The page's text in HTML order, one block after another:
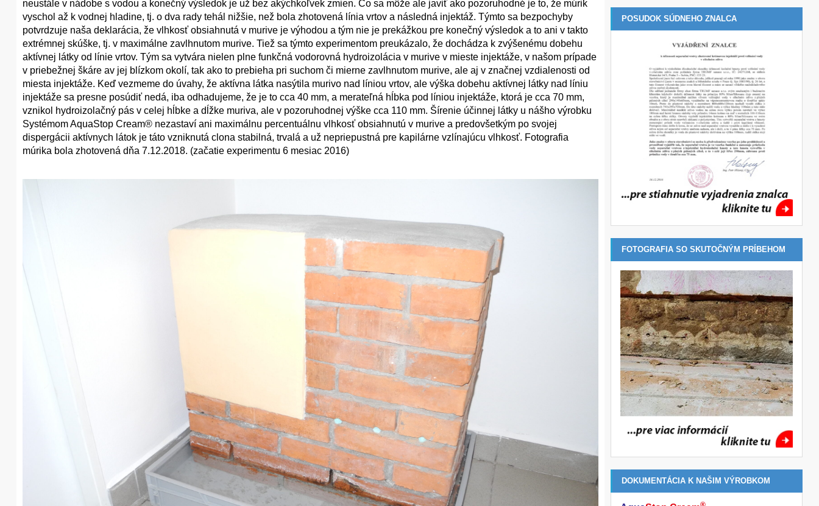
neustále v nádobe s vodou a konečný výsledok je už bez akýchkoľvek zmien. Čo sa môže ale javiť ako pozoruhodné je to, že múrik
vyschol až k vodnej hladine, tj. o dva rady tehál nižšie, než bola zhotovená línia vrtov a následná injektáž. Týmto sa bezpochyby
potvrdzuje naša deklarácia, že vlhkosť obsiahnutá v murive je výhodou a tým nie je prekážkou pre konečný výsledok a to ani v takto
extrémnej skúške, tj. v maximálne zavlhnutom murive. Tiež sa týmto experimentom preukázalo, že dochádza k zvýšenému dobehu
aktívnej látky od línie vrtov. Tým sa vytvára nielen plne funkčná vodorovná hydroizolácia v murive v mieste injektáže, v našom prípade
v priebežnej škáre av jej blízkom okolí, tak ako to prebieha pri suchom či mierne zavlhnutom murive, ale aj v značnej vzdialenosti od
miesta injektáže. Keď vezmeme do úvahy, že aktívna látka nasýtila murivo nad líniou vrtov, ale výška dobehu aktívnej látky nad líniu
injektáže sa presne posúdiť nedá, iba odhadujeme, že je to cca 40 mm, a merateľná hĺbka pod líniou injektáže, ktorá je cca 70 mm,
vznikol hydroizolačný pás v celej hĺbke a dĺžke muriva, ale v pozoruhodnej výške cca 110 mm. Šírenie účinnej látky u nášho výrobku
Systémom AquaStop Cream® nezastaví ani maximálnu percentuálnu vlhkosť obsiahnutú v murive a predovšetkým po svojej
dispergácii aktívnych látok je táto vzniknutá clona stabilná, trvalá a už nepriepustná pre kapilárne vzlínajúcu vlhkosť. Fotografia
múrika bola zhotovená dňa 7.12.2018. (začatie experimentu 6 mesiac 2016)
POSUDOK SÚDNEHO ZNALCA
FOTOGRAFIA SO SKUTOČNÝM PRÍBEHOM
DOKUMENTÁCIA K NAŠIM VÝROBKOM